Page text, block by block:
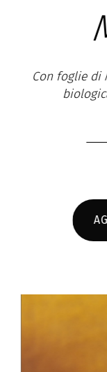
Con foglie di